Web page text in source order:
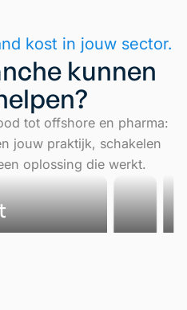
kost in jouw sector.
kunnen
tot offshore en pharma:
jouw praktijk, schakelen
oplossing die werkt.